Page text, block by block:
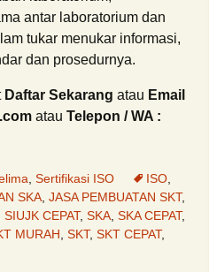
antar laboratorium dan
tukar menukar informasi,
dan prosedurnya.
Daftar Sekarang atau Email
atau Telepon / WA :
Sertifikasi ISO ISO
SKA JASA PEMBUATAN SKT,
SIUJK CEPAT, SKA SKA CEPAT,
MURAH SKT, SKT CEPAT,